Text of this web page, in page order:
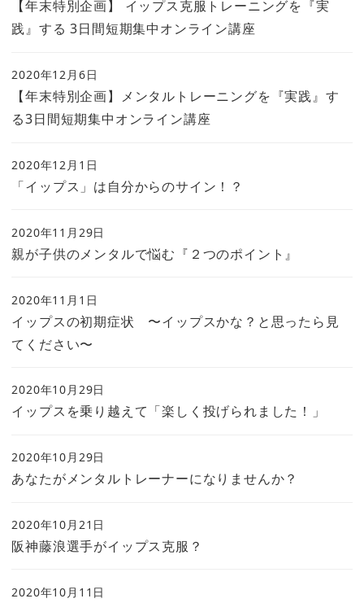
【年末特別企画】 イップス克服トレーニングを『実
践』する 3日間短期集中オンライン講座
【年末特別企画】メンタルトレーニングを『実践』す
る3日間短期集中オンライン講座
2020年12月6日
「イップス」は自分からのサイン！？
2020年12月1日
親が子供のメンタルで悩む『２つのポイント』
2020年11月29日
イップスの初期症状 〜イップスかな？と思ったら見
てください〜
2020年11月1日
イップスを乗り越えて「楽しく投げられました！」
2020年10月29日
あなたがメンタルトレーナーになりませんか？
2020年10月29日
阪神藤浪選手がイップス克服？
2020年10月21日
2020年10月11日